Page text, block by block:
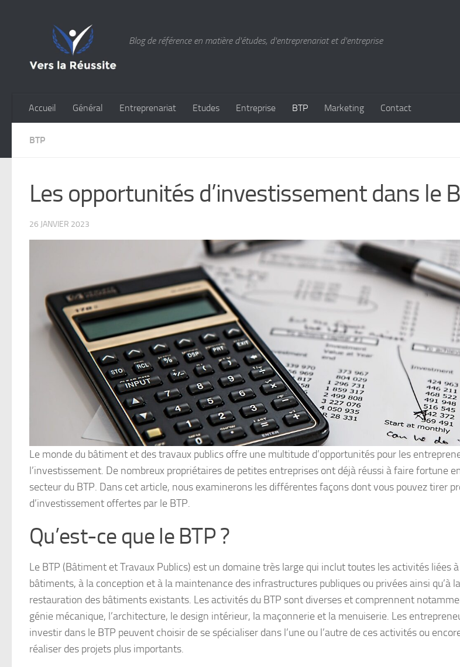
Blog de référence en matière d'études, d'entreprenariat et d'entreprise
Accueil Général Entreprenariat Etudes Entreprise BTP Marketing Contact
BTP
Les opportunités d’investissement dans le
26 JANVIER 2023
Le monde du bâtiment et des travaux publics offre une multitude d’opportunités pour les
l’investissement. De nombreux propriétaires de petites entreprises ont déjà réussi à faire fortune
secteur du BTP. Dans cet article, nous examinerons les différentes façons dont vous pouvez tirer
d’investissement offertes par le BTP.
Qu’est-ce que le BTP ?
Le BTP (Bâtiment et Travaux Publics) est un domaine très large qui inclut toutes les activités liées
bâtiments, à la conception et à la maintenance des infrastructures publiques ou privées ainsi qu’à
restauration des bâtiments existants. Les activités du BTP sont diverses et comprennent
génie mécanique, l’architecture, le design intérieur, la maçonnerie et la menuiserie. Les
investir dans le BTP peuvent choisir de se spécialiser dans l’une ou l’autre de ces activités ou
réaliser des projets plus importants.